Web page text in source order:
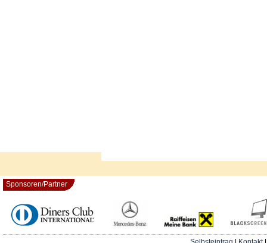
Sponsoren/Partner